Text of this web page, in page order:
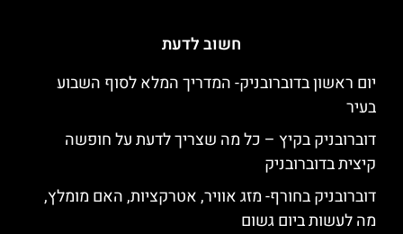
חשוב לדעת
יום ראשון בדוברובניק- המדריך המלא לסוף השבוע
בעיר
דוברובניק בקיץ – כל מה שצריך לדעת על חופשה
קיצית בדוברובניק
דוברובניק בחורף- מזג אוויר, אטרקציות, האם מומלץ,
מה לעשות ביום גשום